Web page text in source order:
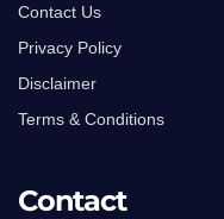
Contact Us
Privacy Policy
Disclaimer
Terms & Conditions
Contact